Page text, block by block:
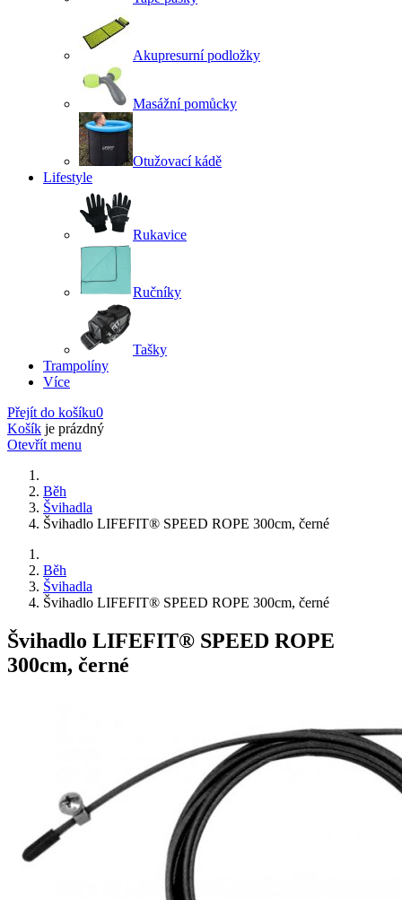
Akupresurní podložky
Masážní pomůcky
Otužovací kádě
Lifestyle
Rukavice
Ručníky
Tašky
Trampolíny
Více
Přejít do košíku0
Košík je prázdný
Otevřít menu
Běh
Švihadla
Švihadlo LIFEFIT® SPEED ROPE 300cm, černé
Běh
Švihadla
Švihadlo LIFEFIT® SPEED ROPE 300cm, černé
Švihadlo LIFEFIT® SPEED ROPE
300cm, černé